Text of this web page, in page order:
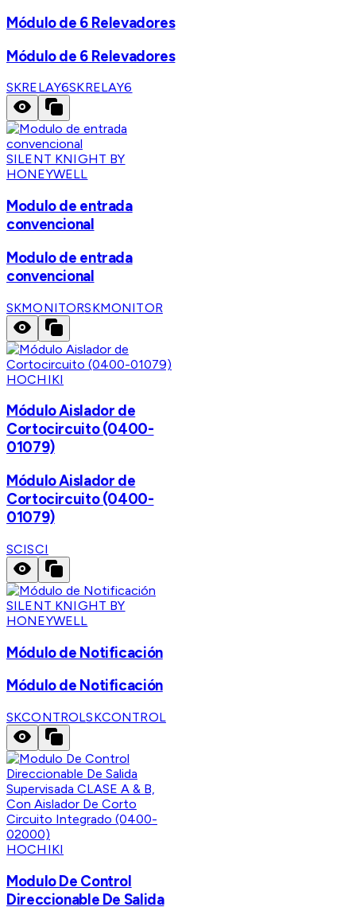
Módulo de 6 Relevadores
Módulo de 6 Relevadores
SKRELAY6SKRELAY6
SILENT KNIGHT BY
HONEYWELL
Modulo de entrada
convencional
Modulo de entrada
convencional
SKMONITORSKMONITOR
HOCHIKI
Módulo Aislador de
Cortocircuito (0400-
01079)
Módulo Aislador de
Cortocircuito (0400-
01079)
SCISCI
SILENT KNIGHT BY
HONEYWELL
Módulo de Notificación
Módulo de Notificación
SKCONTROLSKCONTROL
HOCHIKI
Modulo De Control
Direccionable De Salida